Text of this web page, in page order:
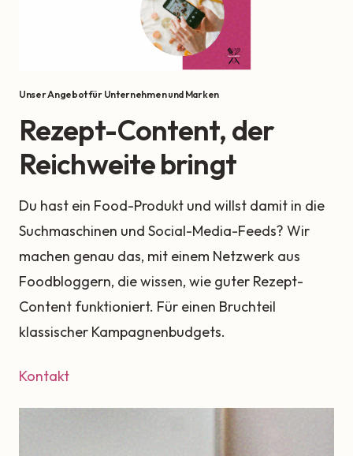
Unser Angebot für Unternehmen und Marken
Rezept-Content, der
Reichweite bringt
Du hast ein Food-Produkt und willst damit in die
Suchmaschinen und Social-Media-Feeds? Wir
machen genau das, mit einem Netzwerk aus
Foodbloggern, die wissen, wie guter Rezept-
Content funktioniert. Für einen Bruchteil
klassischer Kampagnenbudgets.
Kontakt